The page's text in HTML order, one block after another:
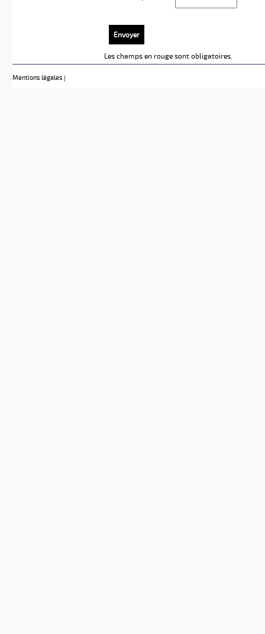
Envoyer
Les champsen rougesont obligatoires.
Mentions légales |